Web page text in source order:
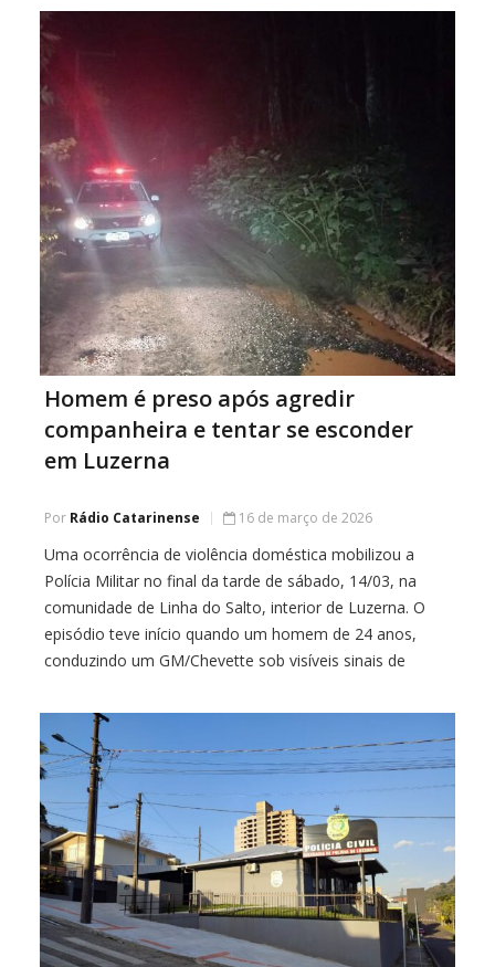
tempo, um espaço destinado a […]
Homem é preso após agredir
companheira e tentar se esconder
em Luzerna
Por Rádio Catarinense 16 de março de 2026
Uma ocorrência de violência doméstica mobilizou a
Polícia Militar no final da tarde de sábado, 14/03, na
comunidade de Linha do Salto, interior de Luzerna. O
episódio teve início quando um homem de 24 anos,
conduzindo um GM/Chevette sob visíveis sinais de
enquanto transportava a companheira, as duas […]